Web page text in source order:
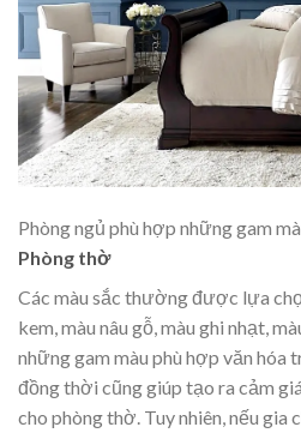
Phòng ngủ phù hợp những gam
Phòng thờ
Các màu sắc thường được lựa
kem, màu nâu gỗ, màu ghi nhạt,
những gam màu phù hợp văn
đồng thời cũng giúp tạo ra cảm
cho phòng thờ. Tuy nhiên, nếu gia